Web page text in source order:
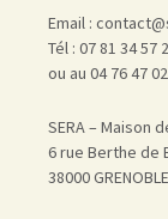
Email :
Tél : 07 81 34 57
ou au 04 76 47
SERA – Maison
6 rue Berthe de
38000 GRENOBLE